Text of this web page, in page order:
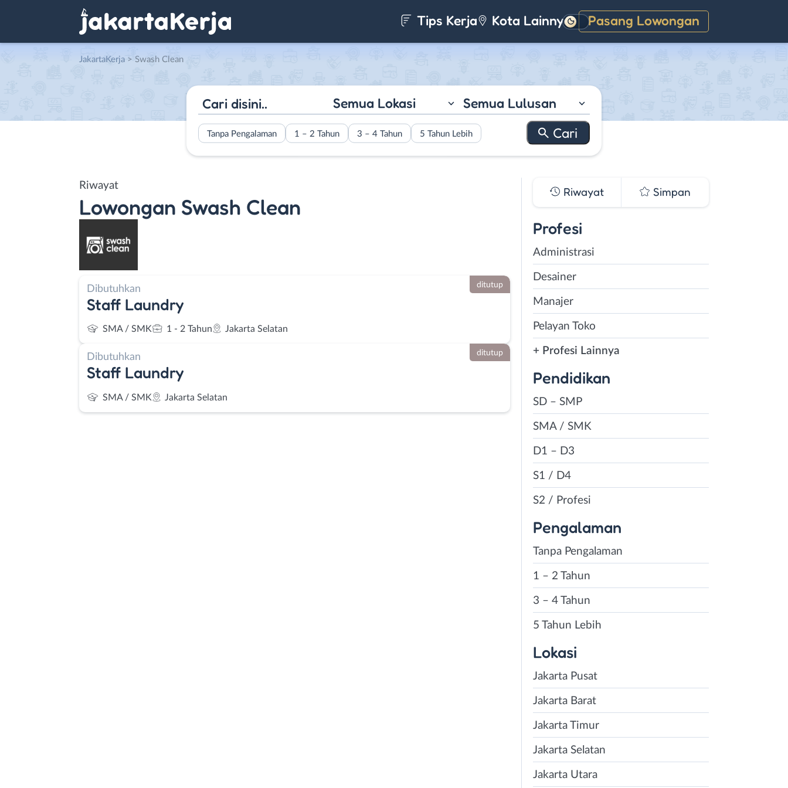
Tips Kerja Kota Lainnya Pasang Lowongan
Gelap
JakartaKerja > Swash Clean
Semua Lokasi Semua Lulusan
Tanpa Pengalaman 1 – 2 Tahun 3 – 4 Tahun 5 Tahun Lebih
Riwayat
Lowongan Swash Clean
Dibutuhkan
Staff Laundry
SMA / SMK 1 - 2 Tahun Jakarta Selatan
ditutup
Dibutuhkan
Staff Laundry
SMA / SMK Jakarta Selatan
ditutup
Riwayat Simpan
Profesi
Administrasi
Desainer
Manajer
Pelayan Toko
+ Profesi Lainnya
Pendidikan
SD – SMP
SMA / SMK
D1 – D3
S1 / D4
S2 / Profesi
Pengalaman
Tanpa Pengalaman
1 – 2 Tahun
3 – 4 Tahun
5 Tahun Lebih
Lokasi
Jakarta Pusat
Jakarta Barat
Jakarta Timur
Jakarta Selatan
Jakarta Utara